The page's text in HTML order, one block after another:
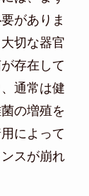
がありま
切な器官
存在して
通常は健
の増殖を
によって
スが崩れ